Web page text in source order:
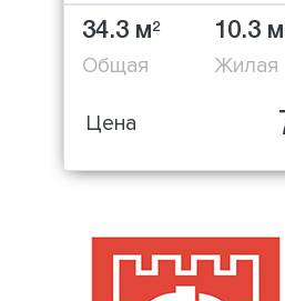
34.3 м2
Общая
10.3 м
Жилая
Цена